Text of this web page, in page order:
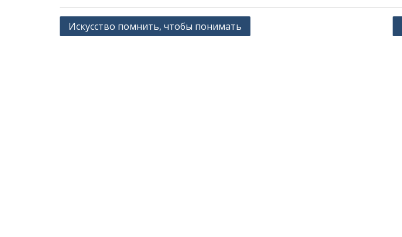
Навигация
Искусство помнить, чтобы понимать